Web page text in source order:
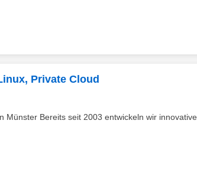
Private Cloud
Münster Bereits seit 2003 entwickeln wir innovative